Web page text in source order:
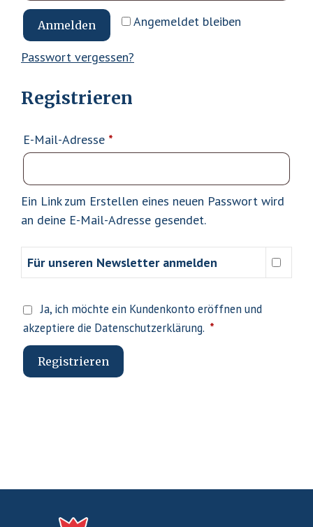
Angemeldet bleiben
Anmelden
Passwort vergessen?
Registrieren
E-Mail-Adresse *
Ein Link zum Erstellen eines neuen Passwort wird
an deine E-Mail-Adresse gesendet.
Für unseren Newsletter anmelden
Ja, ich möchte ein Kundenkonto eröffnen und
akzeptiere die Datenschutzerklärung. *
Registrieren